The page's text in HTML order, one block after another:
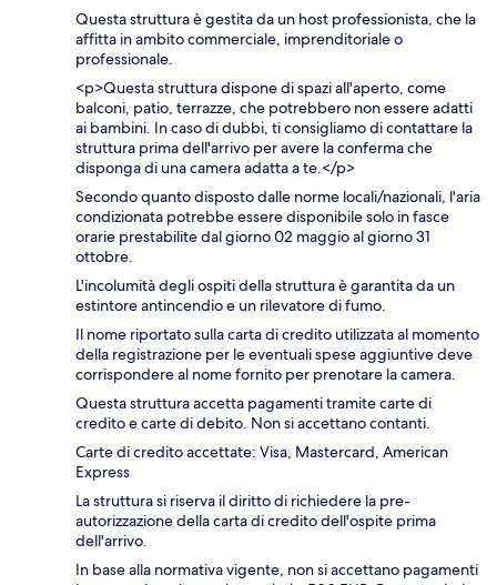
Questa struttura è gestita da un host professionista, che la
affitta in ambito commerciale, imprenditoriale o
professionale.
<p>Questa struttura dispone di spazi all'aperto, come
balconi, patio, terrazze, che potrebbero non essere adatti
ai bambini. In caso di dubbi, ti consigliamo di contattare la
struttura prima dell'arrivo per avere la conferma che
disponga di una camera adatta a te.</p>
Secondo quanto disposto dalle norme locali/nazionali, l'aria
condizionata potrebbe essere disponibile solo in fasce
orarie prestabilite dal giorno 02 maggio al giorno 31
ottobre.
L'incolumità degli ospiti della struttura è garantita da un
estintore antincendio e un rilevatore di fumo.
Il nome riportato sulla carta di credito utilizzata al momento
della registrazione per le eventuali spese aggiuntive deve
corrispondere al nome fornito per prenotare la camera.
Questa struttura accetta pagamenti tramite carte di
credito e carte di debito. Non si accettano contanti.
Carte di credito accettate: Visa, Mastercard, American
Express
La struttura si riserva il diritto di richiedere la pre-
autorizzazione della carta di credito dell'ospite prima
dell'arrivo.
In base alla normativa vigente, non si accettano pagamenti